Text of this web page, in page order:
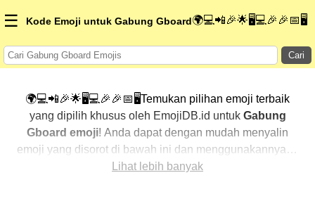
☰ Kode Emoji untuk Gabung Gboard🌍💻📲🎉🌟🖥️💻🎉🎉📅🖥️
Cari
🌍💻📲🎉🌟🖥️💻🎉🎉📅🖥️Temukan pilihan emoji terbaik
yang dipilih khusus oleh EmojiDB.id untuk Gabung
Gboard emoji! Anda dapat dengan mudah menyalin
emoji yang disorot di bawah ini dan menggunakannya di
percakapan Anda untuk menambahkan sentuhan
Lihat lebih banyak